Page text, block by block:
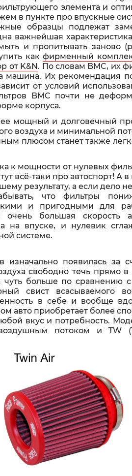
элемента и
в пункте про впускные
образцы подлежат
важнейшая
и пропитывать заново
какфирменный
от K&N. По словам BMC, их
машина. Их рекомендация
от условий
BMC почти не
корпуса.
мощный и долговечный
воздуха и минимальной
плюсом станет также
к мощности от нулевых
всё-таки про автоспорт! А
результату, а если дело
что фильтры
и пригодными для
большая скорость
на впуске, и нулевик
системе.
изначально появилась за
свободно течь прямо
чуть больше по сравнению
свист всасываемого
в себе и вообще
авто приобретает более
вкус и потребность.
потоком и TW